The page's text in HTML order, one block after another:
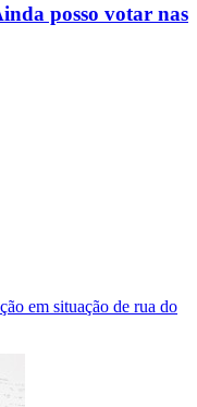
posso votar nas
em situação de rua do